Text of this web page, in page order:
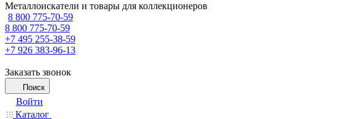
Металлоискатели и товары для коллекционеров
8 800 775-70-59
8 800 775-70-59
+7 495 255-38-59
+7 926 383-96-13
Заказать звонок
Поиск
Войти
Каталог